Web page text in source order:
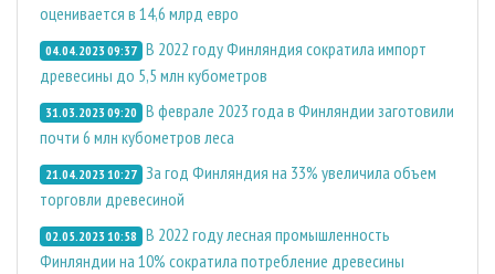
оценивается в 14,6 млрд евро
04.04.2023 09:37 В 2022 году Финляндия сократила импорт
древесины до 5,5 млн кубометров
31.03.2023 09:20 В феврале 2023 года в Финляндии заготовили
почти 6 млн кубометров леса
21.04.2023 10:27 За год Финляндия на 33% увеличила объем
торговли древесиной
02.05.2023 10:58 В 2022 году лесная промышленность
Финляндии на 10% сократила потребление древесины